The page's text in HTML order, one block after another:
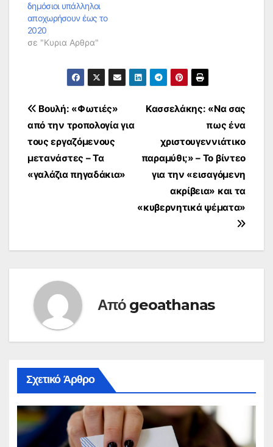
δημόσιοι υπάλληλοι
αποχωρήσουν έως το
2020
σε "Κυρια Αρθρα"
Πλοήγηση
άρθρων
Κασσελάκης: «Να σας
πως ένα
χριστουγεννιάτικο
παραμύθι;» – Το βίντεο
για την «εισαγόμενη
ακρίβεια» και τα
«κυβερνητικά ψέματα»
Βουλή: «Φωτιές»
από την τροπολογία για
τους εργαζόμενους
μετανάστες – Τα
«γαλάζια πηγαδάκια»
Από geoathanas
Σχετικό Άρθρο